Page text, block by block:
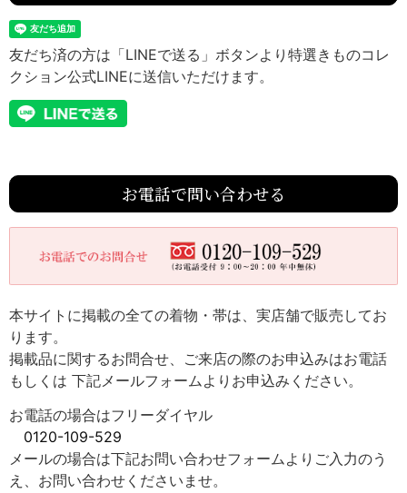
本サイトに掲載の全ての着物・帯は、実店舗で販売してお
ります。
掲載品に関するお問合せ、ご来店の際のお申込みはお電話
もしくは 下記メールフォームよりお申込みください。
お電話の場合はフリーダイヤル
0120-109-529
メールの場合は下記お問い合わせフォームよりご入力のう
え、お問い合わせくださいませ。
友だち済の方は「LINEで送る」ボタンより特選きものコレ
クション公式LINEに送信いただけます。
お電話で問い合わせる